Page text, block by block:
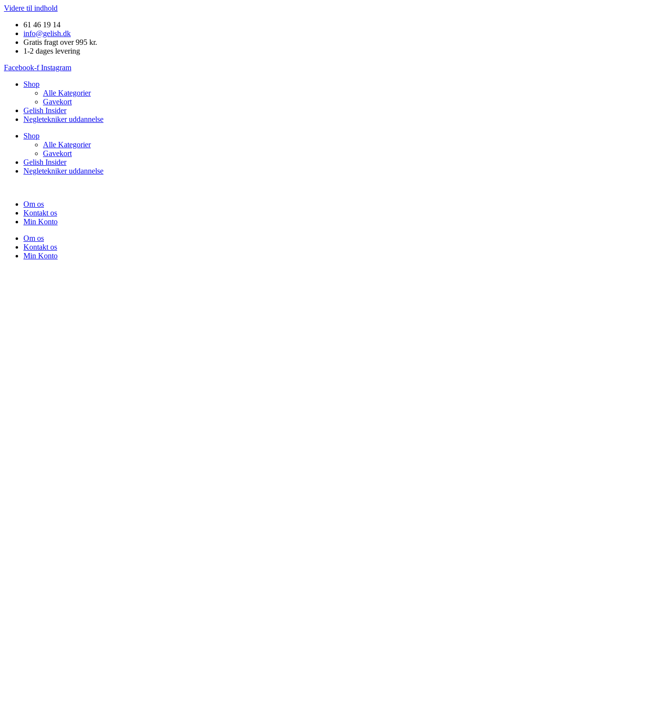
Videre til indhold
61 46 19 14
info@gelish.dk
Gratis fragt over 995 kr.
1-2 dages levering
Facebook-f Instagram
Shop
Alle Kategorier
Gavekort
Gelish Insider
Negletekniker uddannelse
Shop
Alle Kategorier
Gavekort
Gelish Insider
Negletekniker uddannelse
Om os
Kontakt os
Min Konto
Om os
Kontakt os
Min Konto